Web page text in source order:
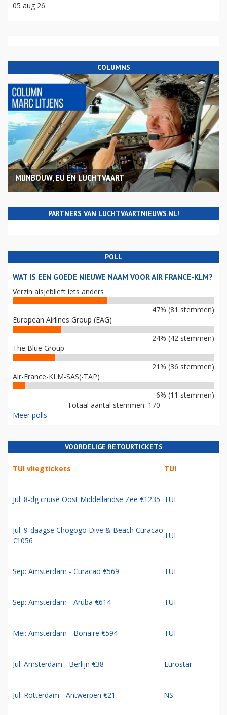
05 aug 26
COLUMNS
MIJNBOUW, EU EN LUCHTVAART
PARTNERS VAN LUCHTVAARTNIEUWS.NL!
POLL
WAT IS EEN GOEDE NIEUWE NAAM VOOR AIR FRANCE-KLM?
Verzin alsjeblieft iets anders
47% (81 stemmen)
European Airlines Group (EAG)
24% (42 stemmen)
The Blue Group
21% (36 stemmen)
Air-France-KLM-SAS(-TAP)
6% (11 stemmen)
Totaal aantal stemmen: 170
Meer polls
VOORDELIGE RETOURTICKETS
TUI vliegtickets TUI
Jul: 8-dg cruise Oost Middellandse Zee €1235 TUI
Jul: 9-daagse Chogogo Dive & Beach Curacao
€1056
TUI
Sep: Amsterdam - Curacao €569 TUI
Sep: Amsterdam - Aruba €614 TUI
Mei: Amsterdam - Bonaire €594 TUI
Jul: Amsterdam - Berlijn €38 Eurostar
Jul: Rotterdam - Antwerpen €21 NS